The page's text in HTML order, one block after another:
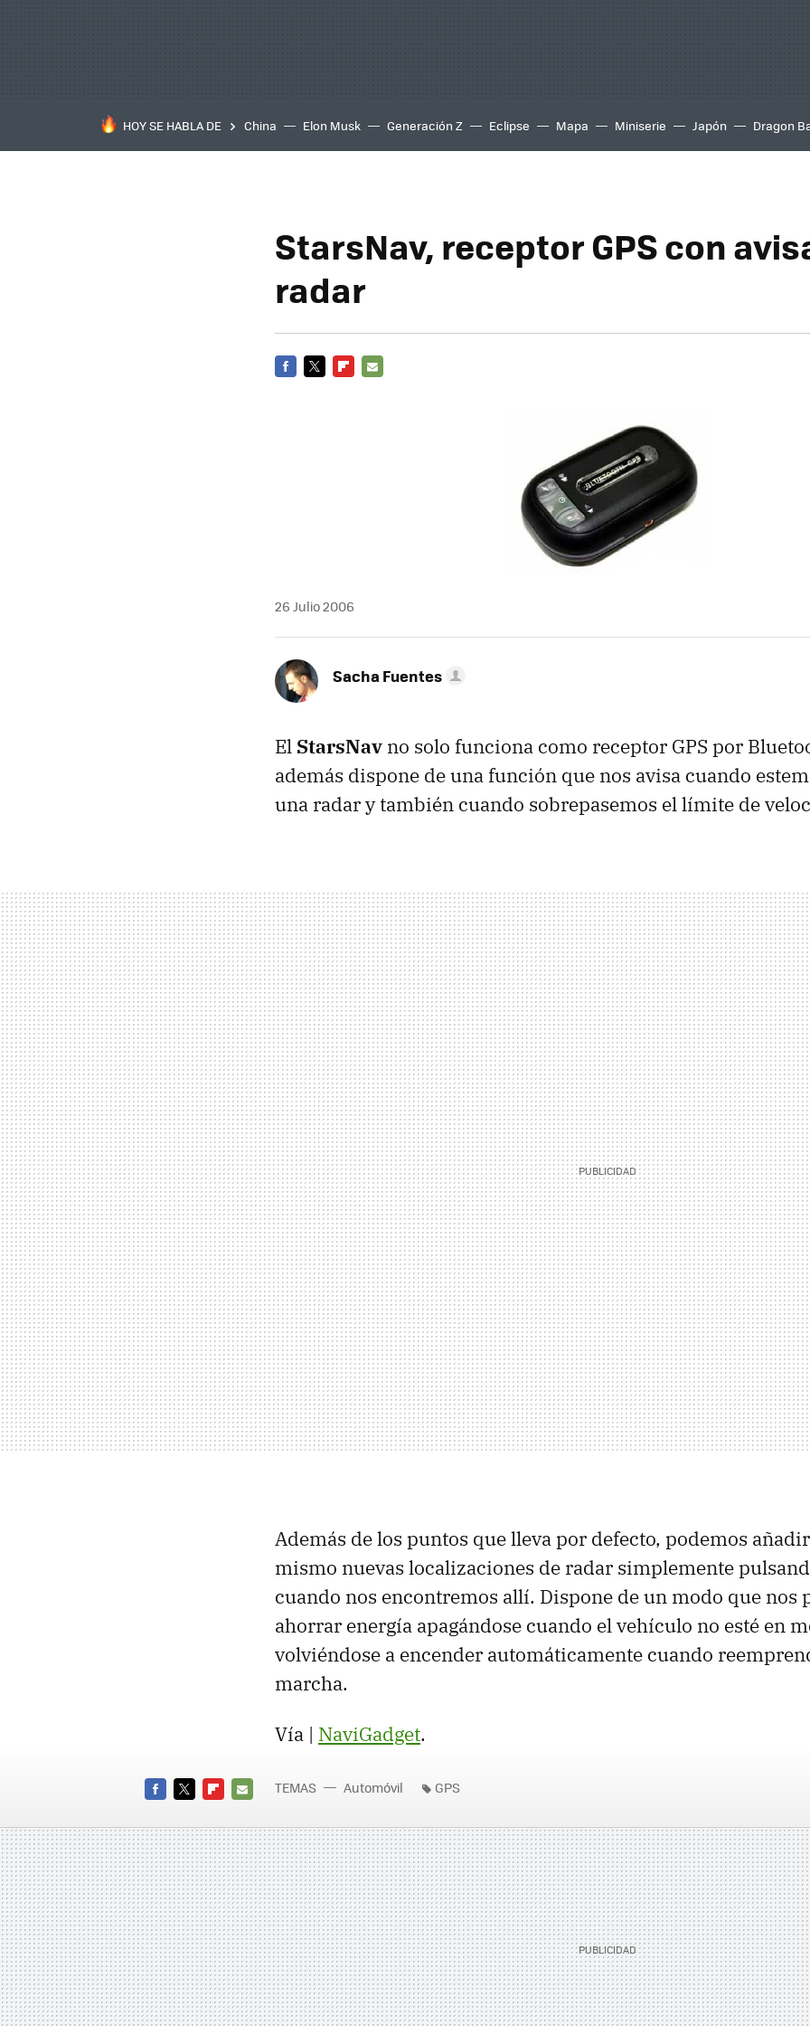
HOY SE HABLA DE China Elon Musk Generación Z Eclipse Mapa Miniserie Japón Dragon
StarsNav, receptor GPS con
radar
26 Julio 2006
Sacha Fuentes
El StarsNav no solo funciona como receptor GPS por
además dispone de una función que nos avisa cuando
una radar y también cuando sobrepasemos el límite de
Además de los puntos que lleva por defecto, podemos
mismo nuevas localizaciones de radar simplemente
cuando nos encontremos allí. Dispone de un modo que nos
ahorrar energía apagándose cuando el vehículo no esté en
volviéndose a encender automáticamente cuando
marcha.
Vía | NaviGadget.
MAIL
TEMAS Automóvil GPS